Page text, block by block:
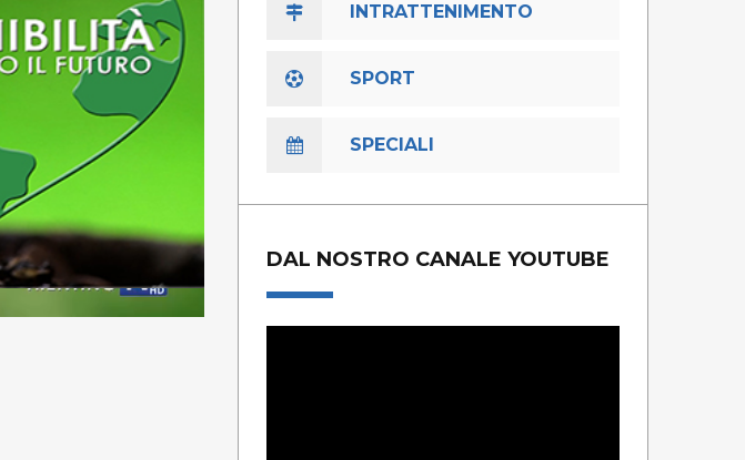
INTRATTENIMENTO
SPORT
SPECIALI
DAL NOSTRO CANALE YOUTUBE